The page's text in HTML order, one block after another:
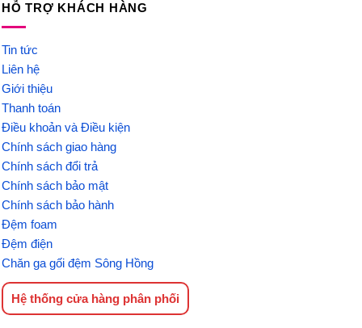
HỖ TRỢ KHÁCH HÀNG
Tin tức
Liên hệ
Giới thiệu
Thanh toán
Điều khoản và Điều kiện
Chính sách giao hàng
Chính sách đổi trả
Chính sách bảo mật
Chính sách bảo hành
Đệm foam
Đệm điện
Chăn ga gối đệm Sông Hồng
Hệ thống cửa hàng phân phối